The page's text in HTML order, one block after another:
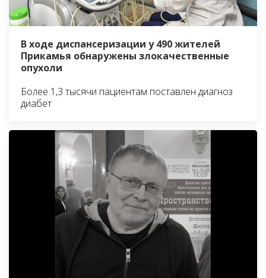
В ходе диспансеризации у 490 жителей
Прикамья обнаружены злокачественные
опухоли
Более 1,3 тысячи пациентам поставлен диагноз
диабет